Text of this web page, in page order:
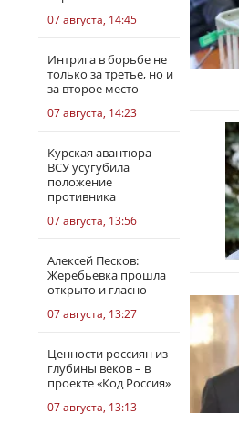
07 августа, 14:45
Интрига в борьбе не
только за третье, но и
за второе место
07 августа, 14:23
Курская авантюра
ВСУ усугубила
положение
противника
07 августа, 13:56
Алексей Песков:
Жеребьевка прошла
открыто и гласно
07 августа, 13:27
Ценности россиян из
глубины веков – в
проекте «Код Россия»
07 августа, 13:13